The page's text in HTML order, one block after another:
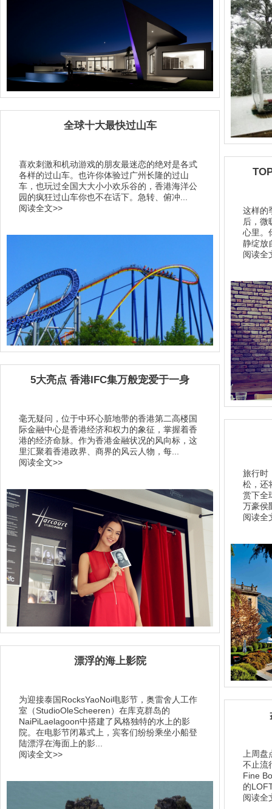
全球十大最快过山车
喜欢刺激和机动游戏的朋友最迷恋的绝对是各式
各样的过山车。也许你体验过广州长隆的过山
车，也玩过全国大大小小欢乐谷的，香港海洋公
园的疯狂过山车你也不在话下。急转、俯冲...
阅读全文>>
这样的
后，微
心里。
静绽放
阅读全
5大亮点 香港IFC集万般宠爱于一身
毫无疑问，位于中环心脏地带的香港第二高楼国
际金融中心是香港经济和权力的象征，掌握着香
港的经济命脉。作为香港金融状况的风向标，这
里汇聚着香港政界、商界的风云人物，每...
阅读全文>>
旅行时
松，还
赏下全
万豪侯
阅读全
漂浮的海上影院
为迎接泰国RocksYaoNoi电影节，奥雷舍人工作
室（StudioOleScheeren）在库克群岛的
NaiPiLaelagoon中搭建了风格独特的水上的影
院。在电影节闭幕式上，宾客们纷纷乘坐小船登
陆漂浮在海面上的影...
阅读全文>>
上周
不止流
Fine
的
阅读全